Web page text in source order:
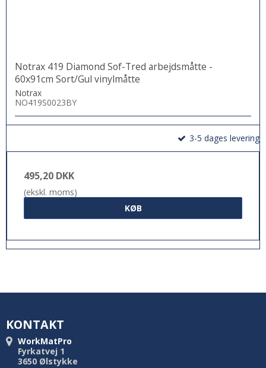
Notrax 419 Diamond Sof-Tred arbejdsmåtte -
60x91cm Sort/Gul vinylmåtte
Notrax
NO419S0023BY
3-5 dages levering
495,20 DKK
(ekskl. moms)
KØB
KONTAKT
WorkMatPro
Fyrkatvej 1
3650 Ølstykke